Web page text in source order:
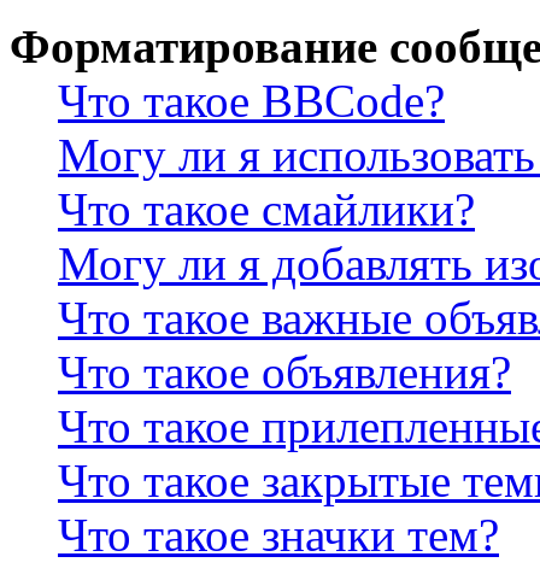
Форматирование
Что такое BBCode?
Могу ли я
Что такое смайлики?
Могу ли я добавлять
Что такое важные
Что такое объявления?
Что такое
Что такое закрытые
Что такое значки тем?